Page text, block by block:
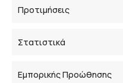
Προτιμήσεις
Στατιστικά
Εμπορικής Προώθησης
Ζήτησε Προσφορά
Ακολούθησέ μας